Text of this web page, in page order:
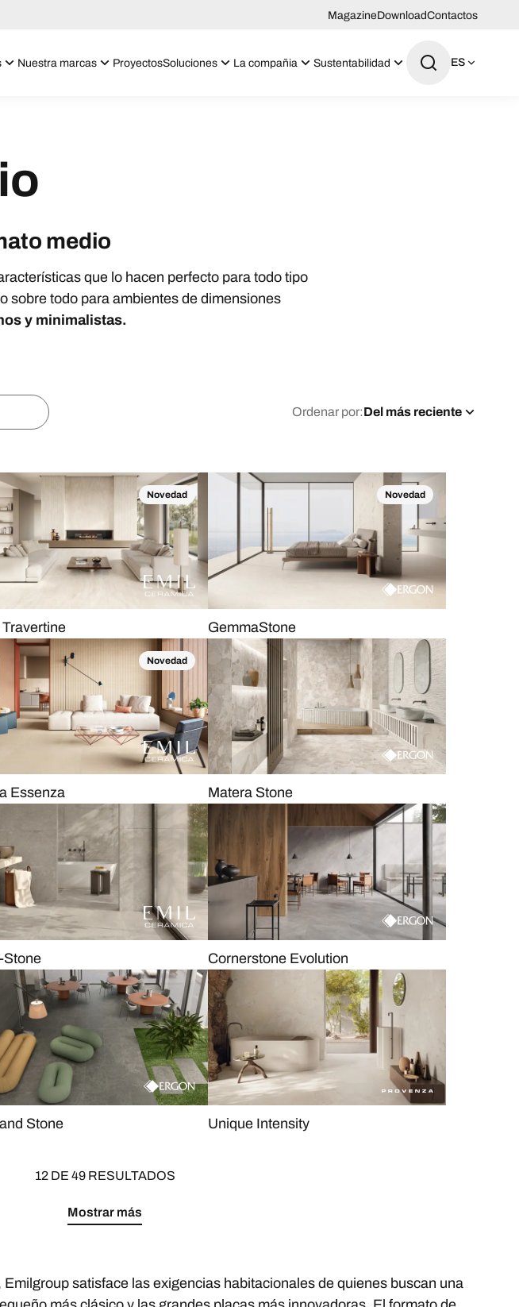
MagazineDownloadContactos
Nuestra marcas ProyectosSoluciones La compañia Sustentabilidad ES
medio
que lo hacen perfecto para todo tipo
sobre todo para ambientes de dimensiones
y minimalistas.
Ordenar por:Del más reciente
Novedad Novedad
GemmaStone
Novedad
Essenza Matera Stone
Stone Cornerstone Evolution
Stone Unique Intensity
12 DE 49 RESULTADOS
Mostrar más
satisface las exigencias habitacionales de quienes buscan una